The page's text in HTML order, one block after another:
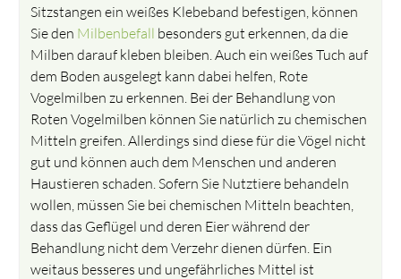
Sitzstangen ein weißes Klebeband befestigen, können
Sie den Milbenbefall besonders gut erkennen, da die
Milben darauf kleben bleiben. Auch ein weißes Tuch auf
dem Boden ausgelegt kann dabei helfen, Rote
Vogelmilben zu erkennen. Bei der Behandlung von
Roten Vogelmilben können Sie natürlich zu chemischen
Mitteln greifen. Allerdings sind diese für die Vögel nicht
gut und können auch dem Menschen und anderen
Haustieren schaden. Sofern Sie Nutztiere behandeln
wollen, müssen Sie bei chemischen Mitteln beachten,
dass das Geflügel und deren Eier während der
Behandlung nicht dem Verzehr dienen dürfen. Ein
weitaus besseres und ungefährliches Mittel ist